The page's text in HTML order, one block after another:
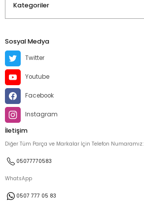
Kategoriler
Sosyal Medya
Twitter
Youtube
Facebook
Instagram
İletişim
Diğer Tüm Parça ve Markalar İçin Telefon Numaramız:
05077770583
WhatsApp
0507 777 05 83